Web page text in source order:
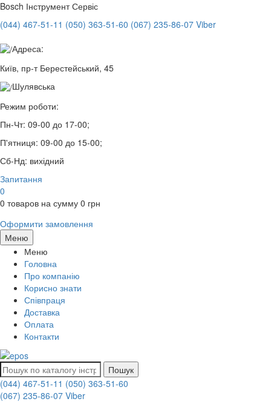
Bosch Інструмент Сервіс
(044) 467-51-11 (050) 363-51-60 (067) 235-86-07 Viber
Адреса:
Київ, пр-т Берестейський, 45
Шулявська
Режим роботи:
Пн-Чт: 09-00 до 17-00;
П'ятниця: 09-00 до 15-00;
Сб-Нд: вихідний
Запитання
0
0 товаров на сумму 0 грн
Оформити замовлення
Меню
Меню
Головна
Про компанію
Корисно знати
Співпраця
Доставка
Оплата
Контакти
Пошук
(044) 467-51-11 (050) 363-51-60
(067) 235-86-07 Viber